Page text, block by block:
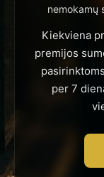
nemokamų
Kiekviena
premijos
per 7